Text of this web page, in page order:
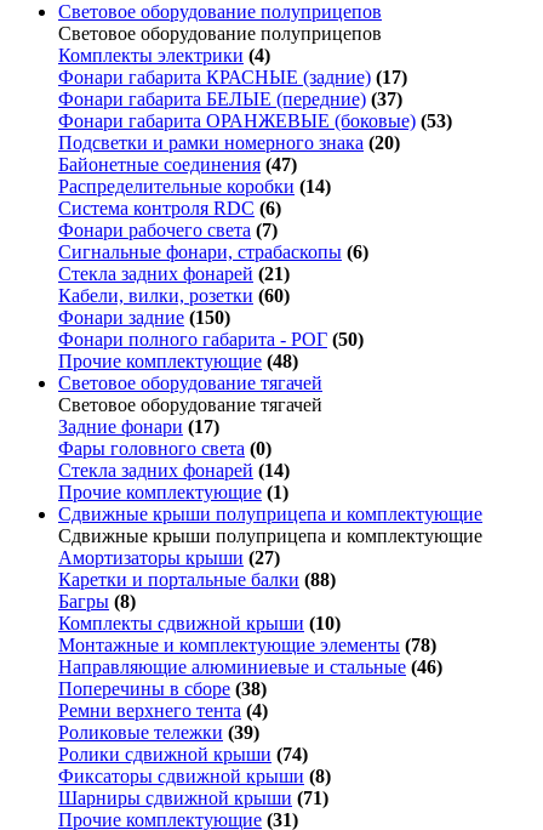
Световое оборудование полуприцепов
Световое оборудование полуприцепов
Комплекты электрики (4)
Фонари габарита КРАСНЫЕ (задние) (17)
Фонари габарита БЕЛЫЕ (передние) (37)
Фонари габарита ОРАНЖЕВЫЕ (боковые) (53)
Подсветки и рамки номерного знака (20)
Байонетные соединения (47)
Распределительные коробки (14)
Система контроля RDC (6)
Фонари рабочего света (7)
Сигнальные фонари, страбаскопы (6)
Стекла задних фонарей (21)
Кабели, вилки, розетки (60)
Фонари задние (150)
Фонари полного габарита - РОГ (50)
Прочие комплектующие (48)
Световое оборудование тягачей
Световое оборудование тягачей
Задние фонари (17)
Фары головного света (0)
Стекла задних фонарей (14)
Прочие комплектующие (1)
Сдвижные крыши полуприцепа и комплектующие
Сдвижные крыши полуприцепа и комплектующие
Амортизаторы крыши (27)
Каретки и портальные балки (88)
Багры (8)
Комплекты сдвижной крыши (10)
Монтажные и комплектующие элементы (78)
Направляющие алюминиевые и стальные (46)
Поперечины в сборе (38)
Ремни верхнего тента (4)
Роликовые тележки (39)
Ролики сдвижной крыши (74)
Фиксаторы сдвижной крыши (8)
Шарниры сдвижной крыши (71)
Прочие комплектующие (31)